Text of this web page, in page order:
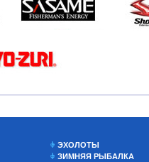
ЭХОЛОТЫ
ЗИМНЯЯ РЫБАЛКА